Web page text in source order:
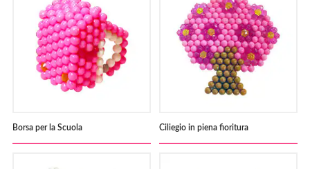
Borsa per la Scuola Ciliegio in piena fioritura